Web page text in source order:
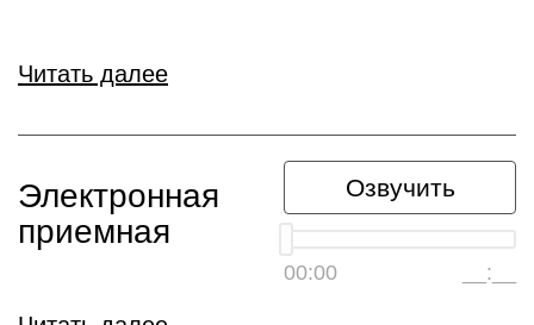
Читать далее
Озвучить
00:00 __:__
Электронная
приемная